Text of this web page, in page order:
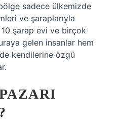
sadece ülkemizde
ve şaraplarıyla
10 şarap evi ve birçok
gelen insanlar hem
kendilerine özgü